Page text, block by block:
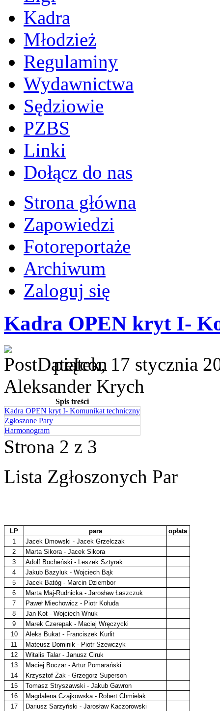
Kadra
Młodzież
Regulaminy
Wydawnictwa
Sędziowie
PZBS
Linki
Dołącz do nas
Strona główna
Zapowiedzi
Fotoreportaże
Archiwum
Zaloguj się
Kadra OPEN kryt I-
piątek, 17 stycznia
Aleksander Krych
Spis treści
Kadra OPEN kryt I- Komunikat techniczny
Zgłoszone Pary
Harmonogram
Strona 2 z 3
Lista Zgłoszonych Par
LP para
opłata
1
Jacek Dmowski - Jacek Grzelczak
2
Marta Sikora - Jacek Sikora
3
Adolf Bocheński - Leszek Sztyrak
4
Jakub Bazyluk - Wojciech Bąk
5
Jacek Batóg - Marcin Dziembor
6
Marta Maj-Rudnicka - Jarosław Łaszczuk
7
Paweł Miechowicz - Piotr Kołuda
8
Jan Kot - Wojciech Wnuk
9
Marek Czerepak - Maciej Wręczycki
10
Aleks Bukat - Franciszek Kurlit
11
Mateusz Dominik - Piotr Szewczyk
12
Witalis Talar - Janusz Ciruk
13
Maciej Boczar - Artur Pomarański
14
Krzysztof Żak - Grzegorz Superson
15
Tomasz Stryszawski - Jakub Gawron
16
Magdalena Czajkowska - Robert Chmielak
17
Dariusz Sarzyński - Jarosław Kaczorowski